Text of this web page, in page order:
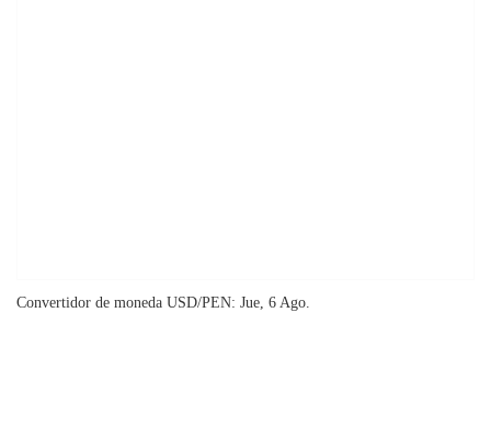
Convertidor de moneda USD/PEN: Jue, 6 Ago.